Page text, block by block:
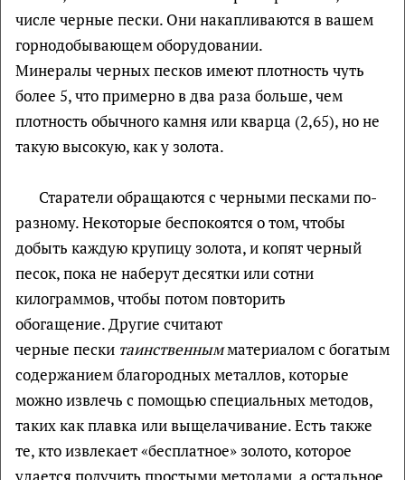
числе черные пески. Они накапливаются в вашем
горнодобывающем оборудовании.
Минералы черных песков имеют плотность чуть
более 5, что примерно в два раза больше, чем
плотность обычного камня или кварца (2,65), но не
такую высокую, как у золота.
Старатели обращаются с черными песками по-
разному. Некоторые беспокоятся о том, чтобы
добыть каждую крупицу золота, и копят черный
песок, пока не наберут десятки или сотни
килограммов, чтобы потом повторить
обогащение. Другие считают
черные пески таинственнымматериалом с богатым
содержанием благородных металлов, которые
можно извлечь с помощью специальных методов,
таких как плавка или выщелачивание. Есть также
те, кто извлекает «бесплатное» золото, которое